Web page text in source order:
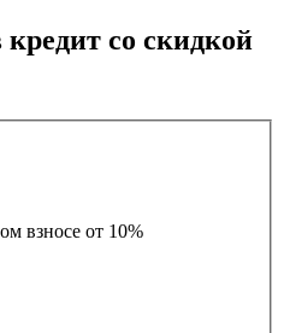
кредит со скидкой
взносе от 10%